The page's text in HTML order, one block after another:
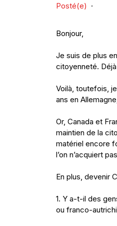
Posté(e) ·
Bonjour,
Je suis de plus
citoyenneté.
Voilà, toutefois,
ans en
Or, Canada et
maintien de la
matériel encore
l’on n’acquiert
En plus, devenir
1. Y a-t-il des
ou franco-